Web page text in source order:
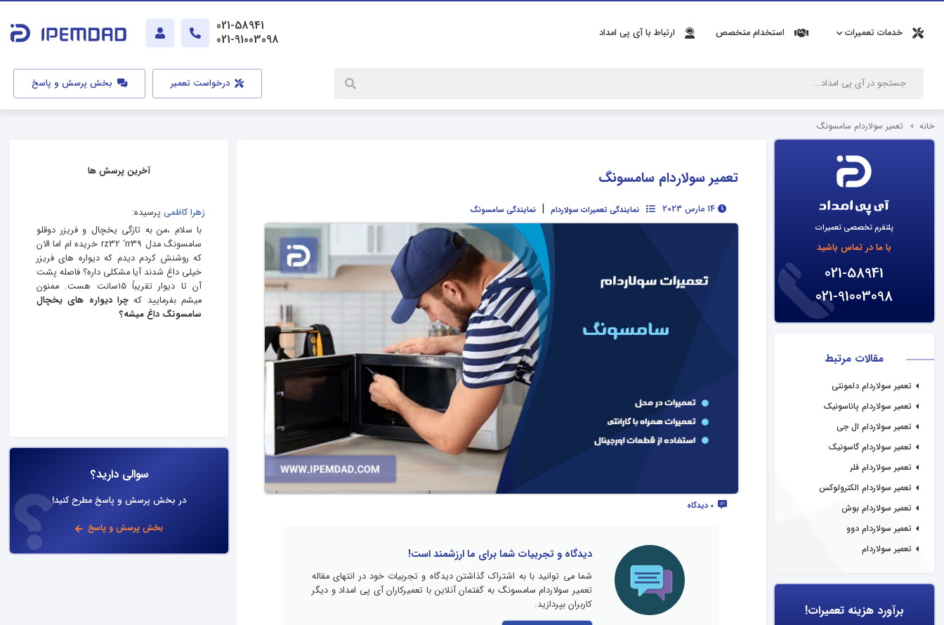
خدمات تعمیرات استخدام متخصص ارتباط با آی پی امداد
021-58941
021-91003098
درخواست تعمیر بخش پرسش و پاسخ
خانه تعمیر سولاردام سامسونگ
پلتفرم تخصصی تعمیرات
با ما در تماس باشید
021-58941
021-91003098
مقالات مرتبط
تعمیر سولاردام دلمونتی
تعمیر سولاردام پاناسونیک
تعمیر سولاردام ال جی
تعمیر سولاردام گاسونیک
تعمیر سولاردام فلر
تعمیر سولاردام الکترولوکس
تعمیر سولاردام بوش
تعمیر سولاردام دوو
تعمیر سولاردام
برآورد هزینه تعمیرات!
تعمیر سولاردام سامسونگ
14 مارس 2023 نمایندگی تعمیرات سولاردام | نمایندگی سامسونگ
0 دیدگاه
دیدگاه و تجربیات شما برای ما ارزشمند است!
شما می توانید با به اشتراک گذاشتن دیدگاه و تجربیات خود در انتهای مقاله
تعمیر سولاردام سامسونگ به گفتمان آنلاین با تعمیرکاران آی پی امداد و دیگر
کاربران بپردازید.
آخرین پرسش ها
زهرا کاظمی پرسیده:
با سلام ،من به تازگی یخچال و فریزر دوقلو
سامسونگ مدل rz32 ‘rr39 خریده ام اما الان
که روشنش کردم دیدم که دیواره های فریزر
خیلی داغ شدند آیا مشکلی داره؟ فاصله پشت
آن تا دیوار تقریباً ۱۵سانت هست. ممنون
میشم بفرمایید که چرا دیواره های یخچال
سامسونگ داغ میشه؟
سوالی دارید؟
در بخش پرسش و پاسخ مطرح کنید!
بخش پرسش و پاسخ